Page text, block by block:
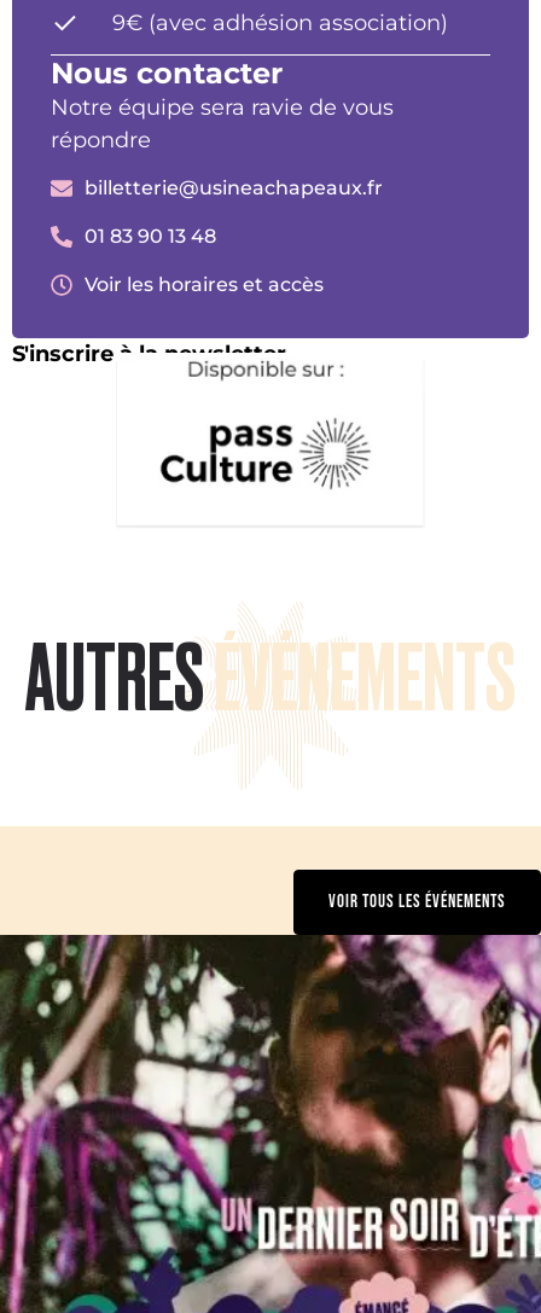
9€ (avec adhésion association)
Nous contacter
Notre équipe sera ravie de vous
répondre
billetterie@usineachapeaux.fr
01 83 90 13 48
Voir les horaires et accès
S'inscrire à la newsletter
AUTRESÉVÉNEMENTS
VOIR TOUS LES ÉVÉNEMENTS